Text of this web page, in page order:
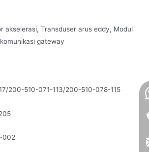
akselerasi, Transduser arus eddy, Modul
gateway
200-510-071-113/200-510-078-115
002